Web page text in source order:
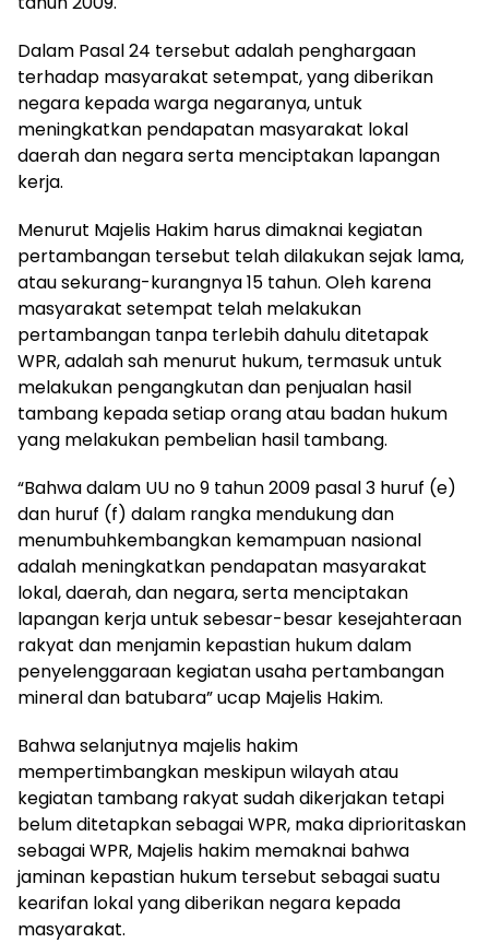
Dalam Pasal 24 tersebut adalah penghargaan
terhadap masyarakat setempat, yang diberikan
negara kepada warga negaranya, untuk
meningkatkan pendapatan masyarakat lokal
daerah dan negara serta menciptakan lapangan
kerja.
Menurut Majelis Hakim harus dimaknai kegiatan
pertambangan tersebut telah dilakukan sejak lama,
atau sekurang-kurangnya 15 tahun. Oleh karena
masyarakat setempat telah melakukan
pertambangan tanpa terlebih dahulu ditetapak
WPR, adalah sah menurut hukum, termasuk untuk
melakukan pengangkutan dan penjualan hasil
tambang kepada setiap orang atau badan hukum
yang melakukan pembelian hasil tambang.
“Bahwa dalam UU no 9 tahun 2009 pasal 3 huruf (e)
dan huruf (f) dalam rangka mendukung dan
menumbuhkembangkan kemampuan nasional
adalah meningkatkan pendapatan masyarakat
lokal, daerah, dan negara, serta menciptakan
lapangan kerja untuk sebesar-besar kesejahteraan
rakyat dan menjamin kepastian hukum dalam
penyelenggaraan kegiatan usaha pertambangan
mineral dan batubara” ucap Majelis Hakim.
Bahwa selanjutnya majelis hakim
mempertimbangkan meskipun wilayah atau
kegiatan tambang rakyat sudah dikerjakan tetapi
belum ditetapkan sebagai WPR, maka diprioritaskan
sebagai WPR, Majelis hakim memaknai bahwa
jaminan kepastian hukum tersebut sebagai suatu
kearifan lokal yang diberikan negara kepada
masyarakat.